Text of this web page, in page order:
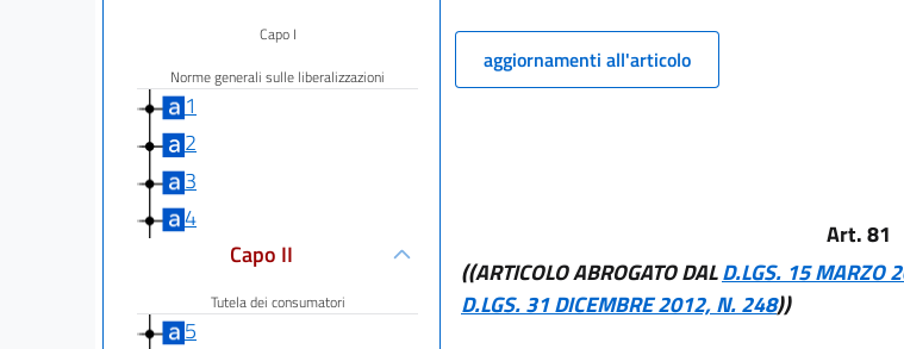
Capo I
Norme generali sulle liberalizzazioni
1
2
3
4
Capo II
Tutela dei consumatori
5
aggiornamenti all'articolo
Art. 81
((ARTICOLO ABROGATO DALD.LGS. 15 MARZO
D.LGS. 31 DICEMBRE 2012, N. 248))